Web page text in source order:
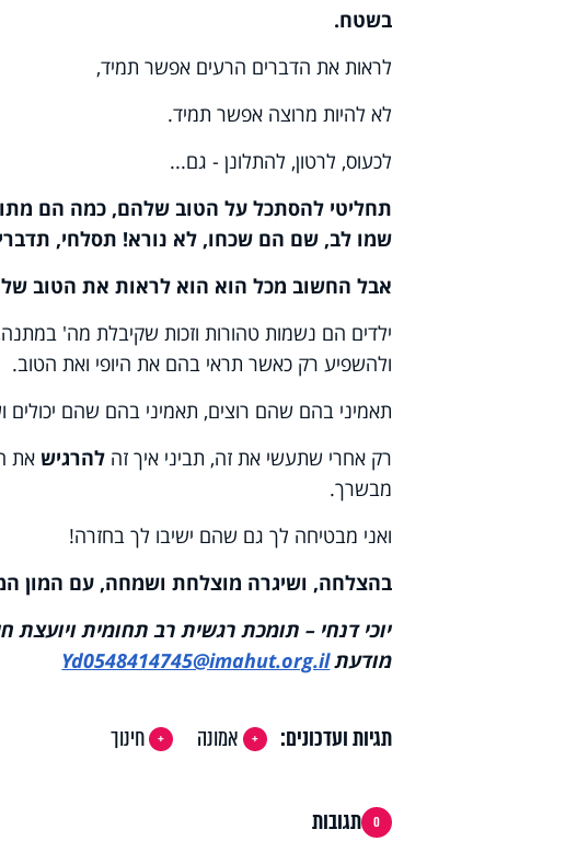
בשטח.
לראות את הדברים הרעים אפשר תמיד,
לא להיות מרוצה אפשר תמיד.
לכעוס, לרטון, להתלונן - גם...
תחליטי להסתכל על הטוב שלהם, כמה הם
שמו לב, שם הם שכחו, לא נורא! תסלחי,
אבל החשוב מכל הוא הוא לראות את הטוב
ילדים הם נשמות טהורות וזכות שקיבלת מה'
ולהשפיע רק כאשר תראי בהם את היופי ואת הטוב.
תאמיני בהם שהם רוצים, תאמיני בהם שהם
רק אחרי שתעשי את זה, תביני איך זה להרגיש את
מבשרך.
ואני מבטיחה לך גם שהם ישיבו לך בחזרה!
בהצלחה, ושיגרה מוצלחת ושמחה, עם המון
יוכי דנחי – תומכת רגשית רב תחומית
מודעתYd0548414745@imahut.org.il
תגיות ועדכונים: אמונה חינוך
0 תגובות